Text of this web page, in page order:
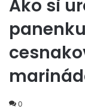
Ako si
0